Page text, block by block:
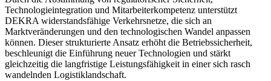
Technologieintegration und Mitarbeiterkompetenz unterstützt
DEKRA widerstandsfähige Verkehrsnetze, die sich an
Marktveränderungen und den technologischen Wandel anpassen
können. Dieser strukturierte Ansatz erhöht die Betriebssicherheit,
beschleunigt die Einführung neuer Technologien und stärkt
gleichzeitig die langfristige Leistungsfähigkeit in einer sich rasch
wandelnden Logistiklandschaft.